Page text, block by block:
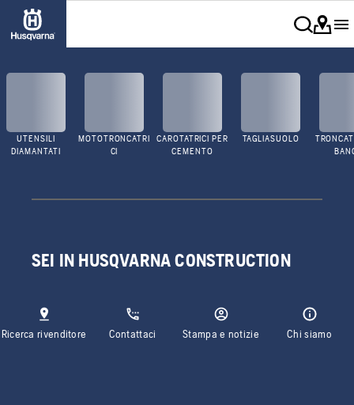
UTENSILI
DIAMANTATI
MOTOTRONCATRI
CI
CAROTATRICI PER
CEMENTO
TAGLIASUOLO
SEI IN HUSQVARNA CONSTRUCTION
Ricerca rivenditore Contattaci Stampa e notizie Chi siamo